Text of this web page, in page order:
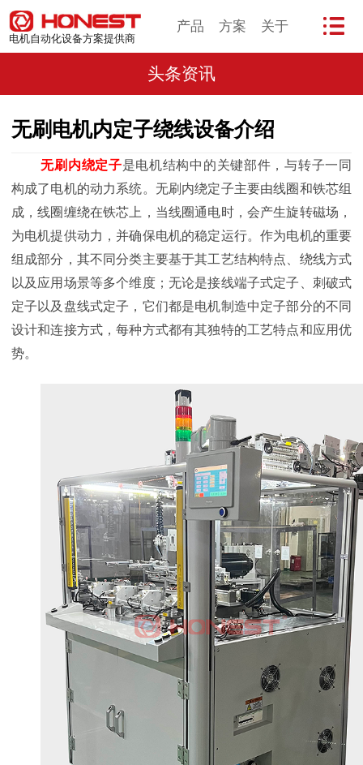
产品 方案 关于
电机自动化设备方案提供商
头条资讯
无刷电机内定子绕线设备介绍
无刷内绕定子是电机结构中的关键部件，与转子一同
构成了电机的动力系统。无刷内绕定子主要由线圈和铁芯组
成，线圈缠绕在铁芯上，当线圈通电时，会产生旋转磁场，
为电机提供动力，并确保电机的稳定运行。作为电机的重要
组成部分，其不同分类主要基于其工艺结构特点、绕线方式
以及应用场景等多个维度；无论是接线端子式定子、刺破式
定子以及盘线式定子，它们都是电机制造中定子部分的不同
设计和连接方式，每种方式都有其独特的工艺特点和应用优
势。